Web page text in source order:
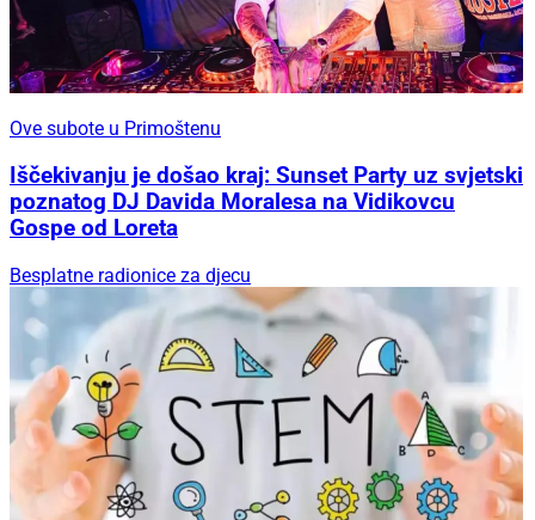
Ove subote u Primoštenu
Iščekivanju je došao kraj: Sunset Party uz svjetski
poznatog DJ Davida Moralesa na Vidikovcu
Gospe od Loreta
Besplatne radionice za djecu